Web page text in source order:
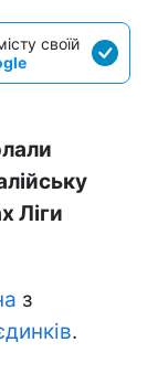
своїй
Ліги
з
.